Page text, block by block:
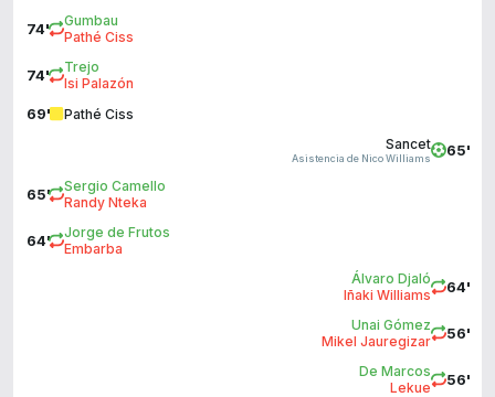
74'
Gumbau
Pathé Ciss
74'
Trejo
Isi Palazón
69' Pathé Ciss
65'
Sancet
Asistencia de Nico Williams
65'
Sergio Camello
Randy Nteka
64'
Jorge de Frutos
Embarba
64'
Álvaro Djaló
Iñaki Williams
56'
Unai Gómez
Mikel Jauregizar
56'
De Marcos
Lekue